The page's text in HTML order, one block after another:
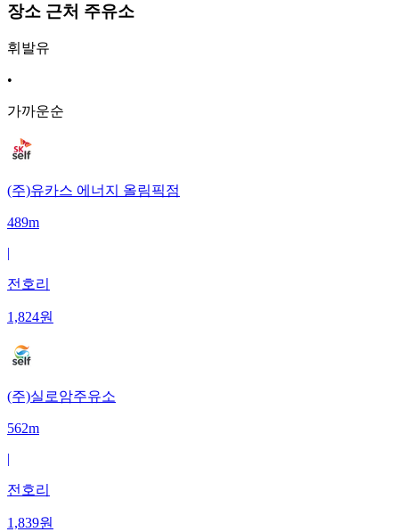
장소 근처 주유소
휘발유
•
가까운순
(주)유카스 에너지 올림픽점
489m
|
전호리
1,824원
(주)실로암주유소
562m
|
전호리
1,839원